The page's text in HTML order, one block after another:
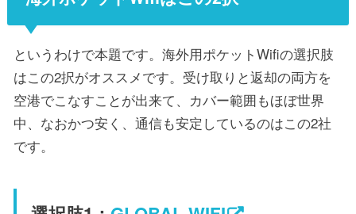
というわけで本題です。海外用ポケットWifiの選択肢
はこの2択がオススメです。受け取りと返却の両方を
空港でこなすことが出来て、カバー範囲もほぼ世界
中、なおかつ安く、通信も安定しているのはこの2社
です。